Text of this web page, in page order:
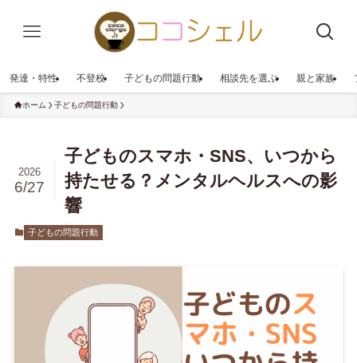
発達・特性 不登校 子どもの問題行動 相談先を選ぶ 親と家族
ホーム 子どもの問題行動
子どものスマホ・SNS、いつから
持たせる？メンタルヘルスへの影
響
2026
6/27
子どもの問題行動